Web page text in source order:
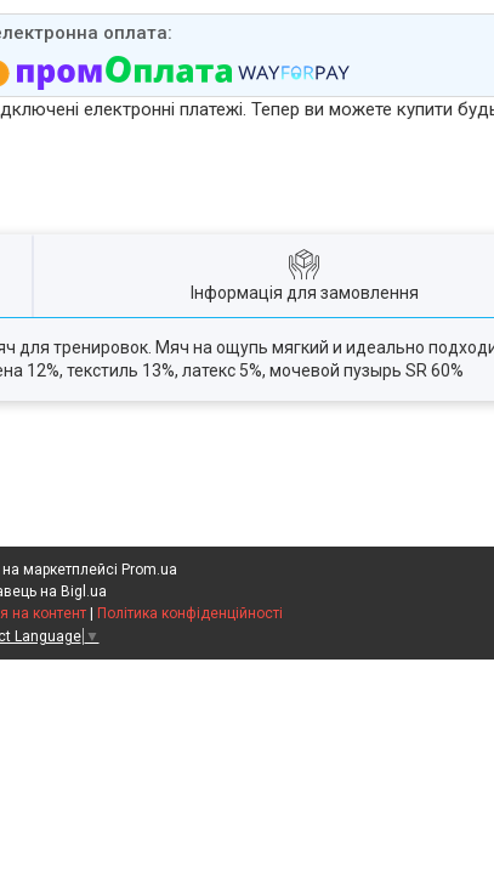
електронні платежі. Тепер ви можете купити
Інформація для замовлення
для тренировок. Мяч на ощупь мягкий и идеально
12%, текстиль 13%, латекс 5%, мочевой пузырь SR 60%
маркетплейсі Prom.ua
на Bigl.ua
на контент
Політика конфіденційності
Language ▼